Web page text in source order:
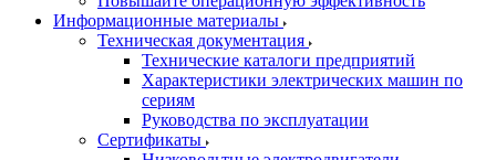
Информационные материалы
Техническая документация
Технические каталоги предприятий
Характеристики электрических машин по
сериям
Руководства по эксплуатации
Сертификаты